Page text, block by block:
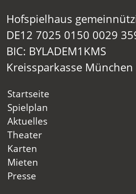
Hofspielhaus
DE12 7025 0150 0029
BIC: BYLADEM1KMS
Kreissparkasse München
Startseite
Spielplan
Aktuelles
Theater
Karten
Mieten
Presse